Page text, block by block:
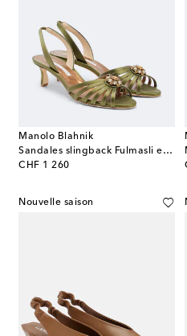
Manolo Blahnik
Sandales slingback Fulmasli en satin à ornements
CHF 1 260
original price
Nouvelle saison